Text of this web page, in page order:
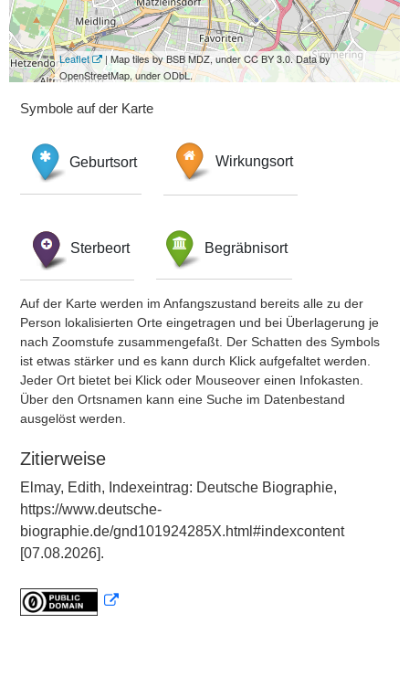
Leaflet
| Map tiles by BSB MDZ, under CC BY 3.0. Data by
OpenStreetMap, under ODbL.
Symbole auf der Karte
Geburtsort Wirkungsort
Sterbeort Begräbnisort
Auf der Karte werden im Anfangszustand bereits alle zu der
Person lokalisierten Orte eingetragen und bei Überlagerung je
nach Zoomstufe zusammengefaßt. Der Schatten des Symbols
ist etwas stärker und es kann durch Klick aufgefaltet werden.
Jeder Ort bietet bei Klick oder Mouseover einen Infokasten.
Über den Ortsnamen kann eine Suche im Datenbestand
ausgelöst werden.
Zitierweise
Elmay, Edith, Indexeintrag: Deutsche Biographie,
https://www.deutsche-
biographie.de/gnd101924285X.html#indexcontent
[07.08.2026].